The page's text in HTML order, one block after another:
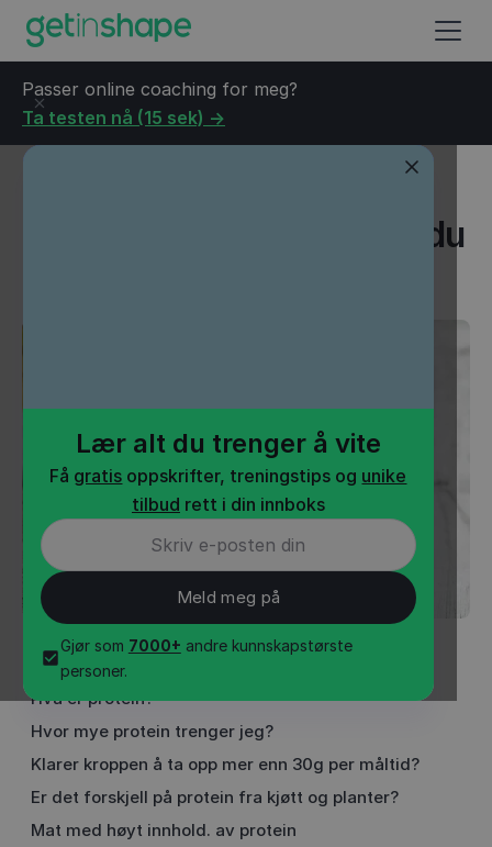
Passer online coaching for meg?
Ta testen nå (15 sek) ->
Lær alt du trenger å vite
Få gratis oppskrifter, treningstips og unike
tilbud rett i din innboks
Gjør som 7000+ andre kunnskapstørste
personer.
Hvor mye protein trenger du per dag?
Hvor mye protein trenger du
INNHOLD•4 min
Hva er protein?
Hvor mye protein trenger jeg?
Klarer kroppen å ta opp mer enn 30g per måltid?
Er det forskjell på protein fra kjøtt og planter?
Mat med høyt innhold. av protein